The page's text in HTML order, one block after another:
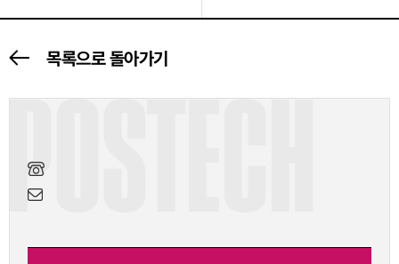
목록으로 돌아가기
POSTECH